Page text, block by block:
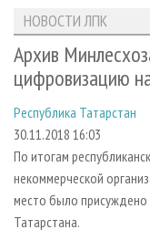
ЛЕСОЗАГОТОВКА
ЛЕСОПИЛЕНИЕ
СУШКА ДРЕВЕСИНЫ
ПРОИЗВОДСТВО
ДЕРЕВЯННОЕ
ПРОИЗВОДСТВО
НОВОСТИ ЛПК
НОВОСТИ ЖУРНАЛА
ПРОЕКТЫ ЛПИ
АНАЛИТИКА
ПРЕДПРИЯТИЯ
ПЕРСОНЫ
МОБИЛЬНЫЕ
ОФИЦИАЛЬНЫЕ
ПРИОРИТЕТНЫЕ
АРХИВ ЖУРНАЛОВ
СТАТЬИ
О ЖУРНАЛЕ
ПОДПИСКА
КОНТАКТЫ
РЕКЛАМОДАТЕЛЯМ
РЕКЛАМА
РЕКЛАМА НА
НОВОСТИ ЛПК
Архив
цифровизацию
Республика Татарстан
30.11.2018 16:03
По итогам
некоммерческой
место было присуждено
Татарстана.